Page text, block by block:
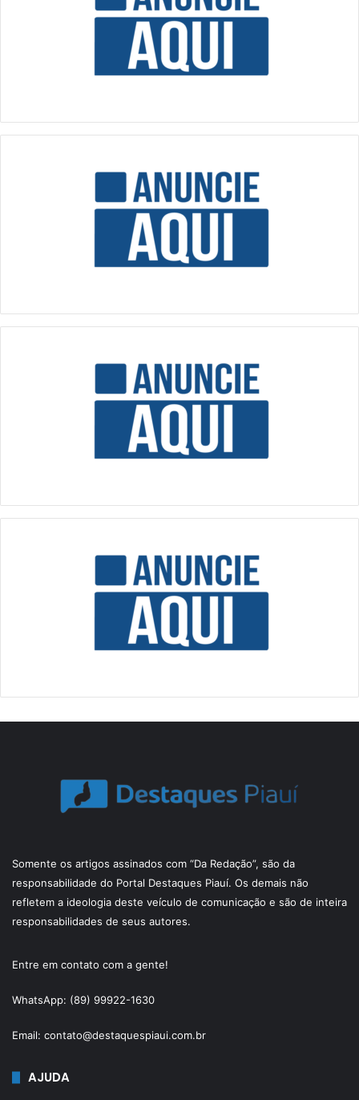
Somente os artigos assinados com “Da Redação”, são da
responsabilidade do Portal Destaques Piauí. Os demais não
refletem a ideologia deste veículo de comunicação e são de inteira
responsabilidades de seus autores.
Entre em contato com a gente!
WhatsApp: (89) 99922-1630
Email: contato@destaquespiaui.com.br
AJUDA